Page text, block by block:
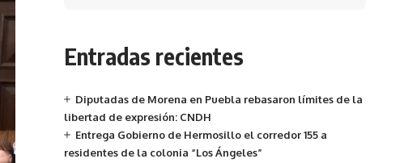
Entradas recientes
Diputadas de Morena en Puebla rebasaron límites de la
libertad de expresión: CNDH
Entrega Gobierno de Hermosillo el corredor 155 a
residentes de la colonia “Los Ángeles”